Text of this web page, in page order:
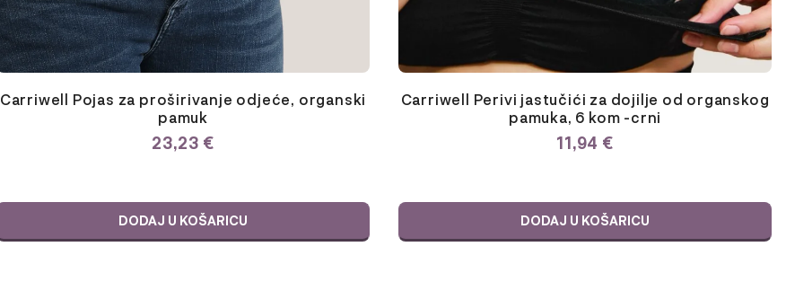
Carriwell Pojas za proširivanje odjeće, organski
pamuk
23,23 €
DODAJ U KOŠARICU
Carriwell Perivi jastučići za dojilje od organskog
pamuka, 6 kom -crni
11,94 €
DODAJ U KOŠARICU